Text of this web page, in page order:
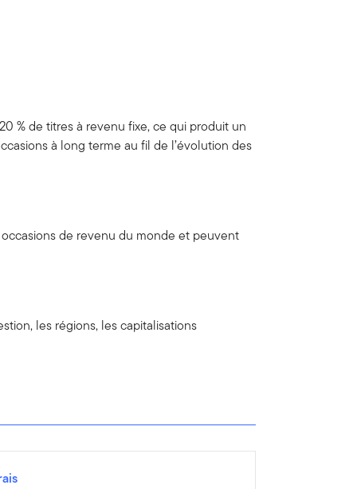
% de titres à revenu fixe, ce qui produit un
à long terme au fil de l’évolution des
de revenu du monde et peuvent
les régions, les capitalisations